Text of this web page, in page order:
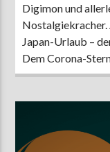
Digimon und
Nostalgiekracher.
Japan-Urlaub –
Dem Corona-